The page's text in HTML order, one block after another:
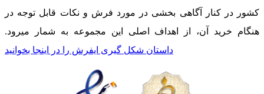
کشور در کنار آگاهی بخشی در مورد فرش و نکات قابل توجه در
هنگام خرید آن، از اهداف اصلی این مجموعه به شمار میرود.
داستان شکل گیری ایفرش را در اینجا بخوانید